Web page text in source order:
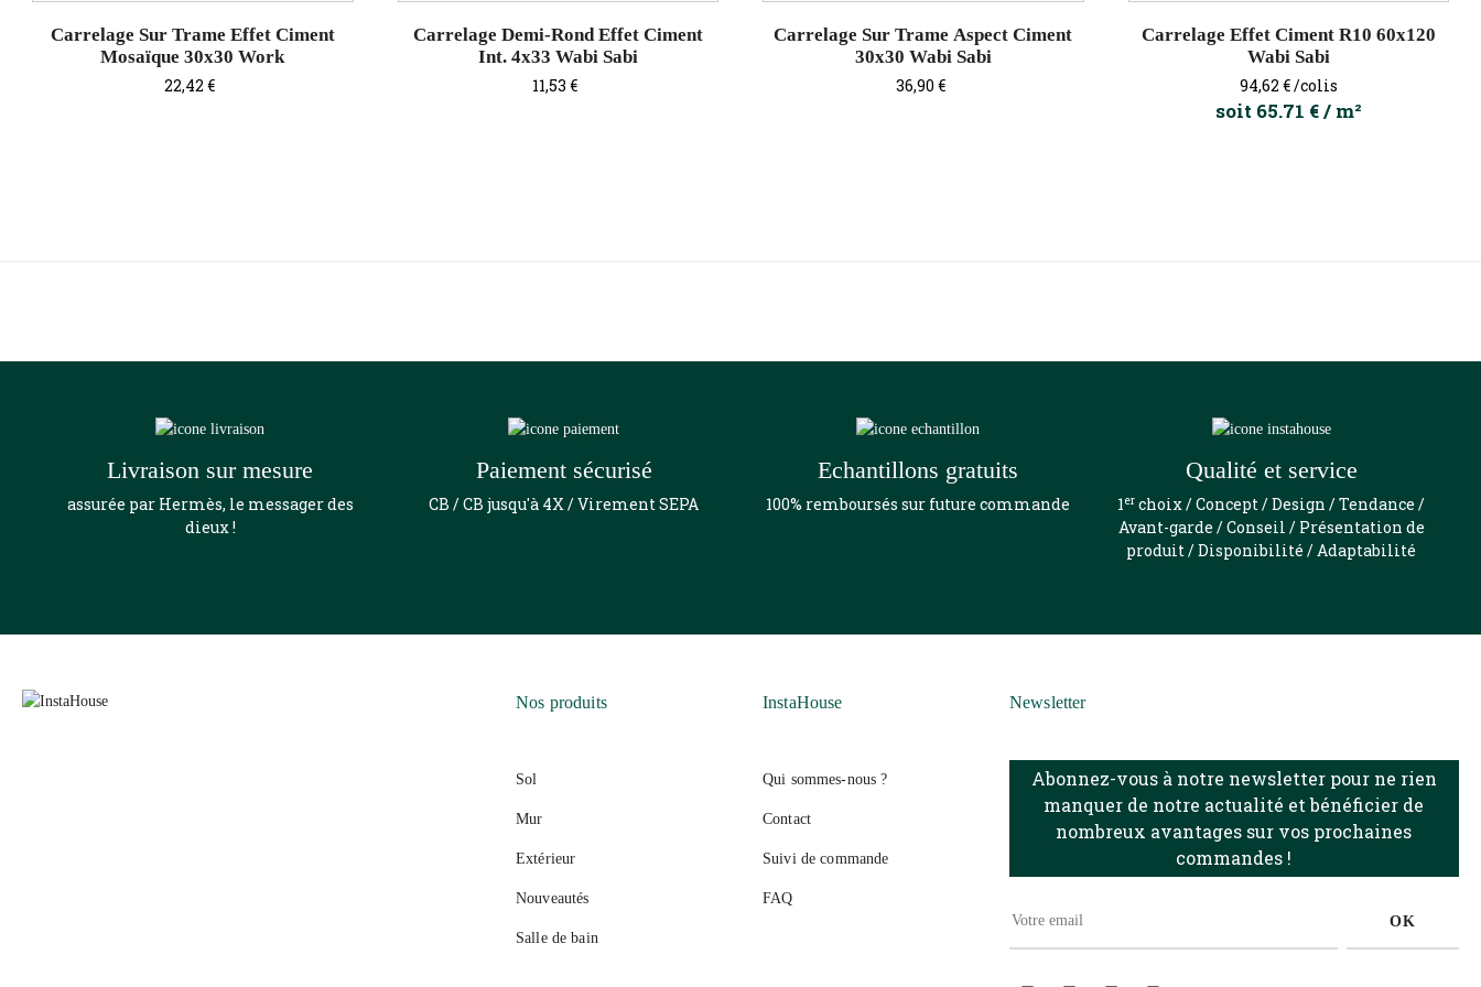
Carrelage Sur Trame Effet Ciment
Mosaïque 30x30 Work
Prix
22,42 €
Carrelage Demi-Rond Effet Ciment
Int. 4x33 Wabi Sabi
Prix
11,53 €
Carrelage Sur Trame Aspect Ciment
30x30 Wabi Sabi
Prix
36,90 €
Carrelage Effet Ciment R10 60x120
Wabi Sabi
Prix
94,62 €/colis
soit 65.71 € / m²
Livraison sur mesure
assurée par Hermès, le messager des
dieux !
Paiement sécurisé
CB / CB jusqu'à 4X / Virement SEPA
Echantillons gratuits
100% remboursés sur future commande
Qualité et service
1er choix / Concept / Design / Tendance /
Avant-garde / Conseil / Présentation de
produit / Disponibilité / Adaptabilité
Nos produits
Sol
Mur
Extérieur
Nouveautés
Salle de bain
InstaHouse
Qui sommes-nous ?
Contact
Suivi de commande
FAQ
Newsletter
Abonnez-vous à notre newsletter pour ne rien
manquer de notre actualité et bénéficier de
nombreux avantages sur vos prochaines
commandes !
OK